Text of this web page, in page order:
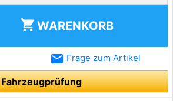
shopping_cart WARENKORB
email Frage zum Artikel
Fahrzeugprüfung